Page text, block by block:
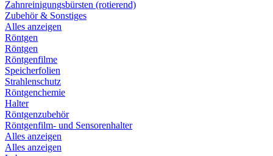
Zahnreinigungsbürsten (rotierend)
Zubehör & Sonstiges
Alles anzeigen
Röntgen
Röntgen
Röntgenfilme
Speicherfolien
Strahlenschutz
Röntgenchemie
Halter
Röntgenzubehör
Röntgenfilm- und Sensorenhalter
Alles anzeigen
Alles anzeigen